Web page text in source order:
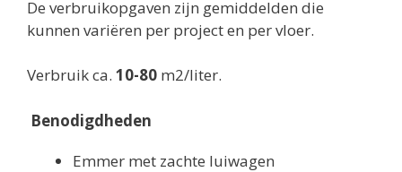
De verbruikopgaven zijn gemiddelden die
kunnen variëren per project en per vloer.
Verbruik ca. 10-80 m2/liter.
Benodigdheden
Emmer met zachte luiwagen